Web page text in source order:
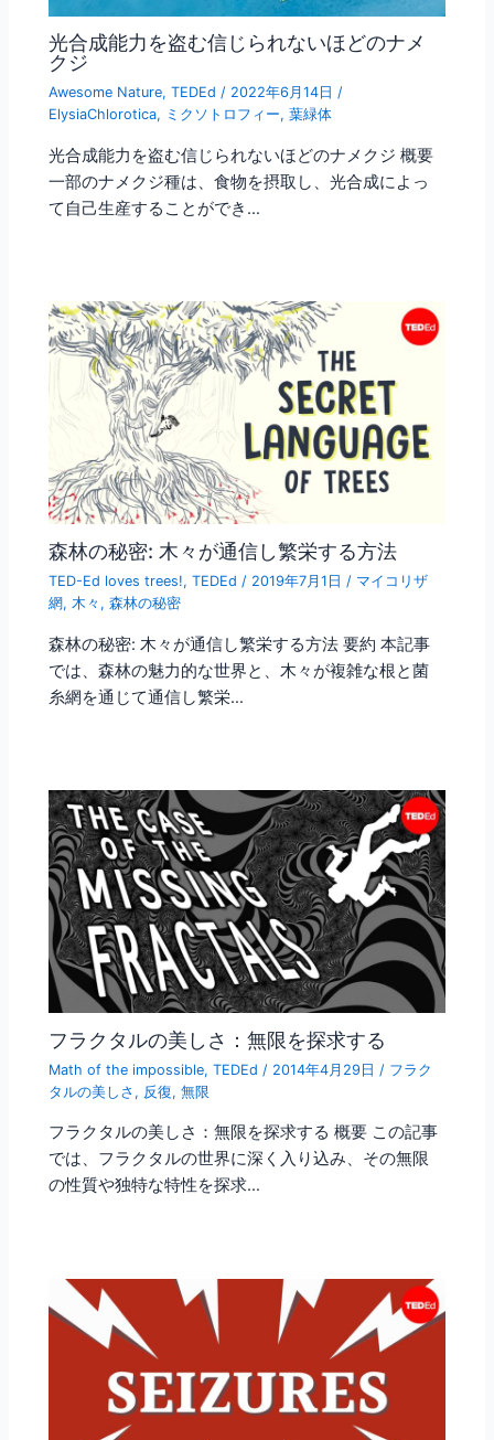
光合成能力を盗む信じられないほどのナメ
クジ
Awesome Nature,TEDEd / 2022年6月14日/
ElysiaChlorotica, ミクソトロフィー,葉緑体
光合成能力を盗む信じられないほどのナメクジ 概要
一部のナメクジ種は、食物を摂取し、光合成によっ
て自己生産することができ…
森林の秘密: 木々が通信し繁栄する方法
TED-Ed loves trees!,TEDEd / 2019年7月1日/ マイコリザ
網,木々 ,森林の秘密
森林の秘密: 木々が通信し繁栄する方法 要約 本記事
では、森林の魅力的な世界と、木々が複雑な根と菌
糸網を通じて通信し繁栄…
フラクタルの美しさ：無限を探求する
Math of the impossible,TEDEd / 2014年4月29日 / フラク
タルの美しさ , 反復,無限
フラクタルの美しさ：無限を探求する 概要 この記事
では、フラクタルの世界に深く入り込み、その無限
の性質や独特な特性を探求…